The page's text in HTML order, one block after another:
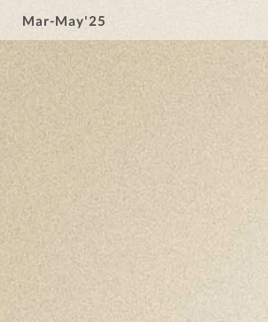
Mar-May'25